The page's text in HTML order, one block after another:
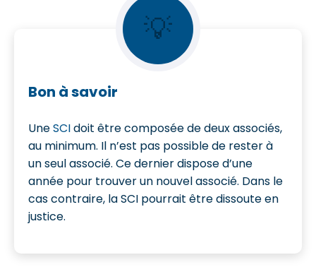
💡
Bon à savoir
UneSCIdoit être composée de deux associés,
au minimum. Il n’est pas possible de rester à
un seul associé. Ce dernier dispose d’une
année pour trouver un nouvel associé. Dans le
cas contraire, la SCI pourrait être dissoute en
justice.